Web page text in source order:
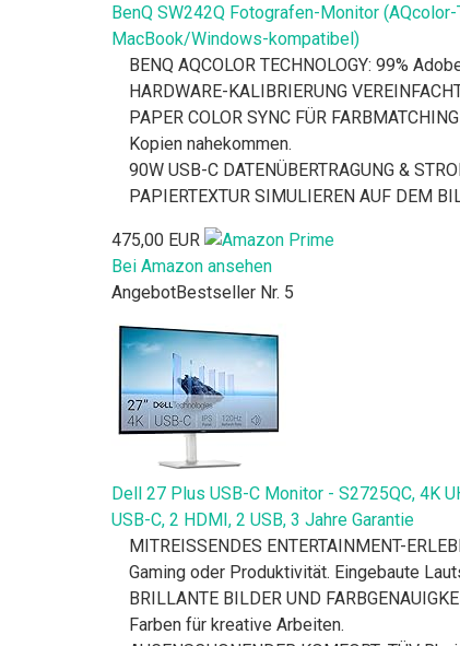
BenQ SW242Q Fotografen-Monitor
MacBook/Windows-kompatibel)
BENQ AQCOLOR TECHNOLOGY: 99%
HARDWARE-KALIBRIERUNG
PAPER COLOR SYNC FÜR
Kopien nahekommen.
90W USB-C DATENÜBERTRAGUNG &
PAPIERTEXTUR SIMULIEREN AUF
475,00 EUR
Bei Amazon ansehen
AngebotBestseller Nr. 5
Dell 27 Plus USB-C Monitor - S2725QC, 4K
USB-C, 2 HDMI, 2 USB, 3 Jahre Garantie
MITREISSENDES ENTERTAINMENT-
Gaming oder Produktivität. Eingebaute
BRILLANTE BILDER UND
Farben für kreative Arbeiten.